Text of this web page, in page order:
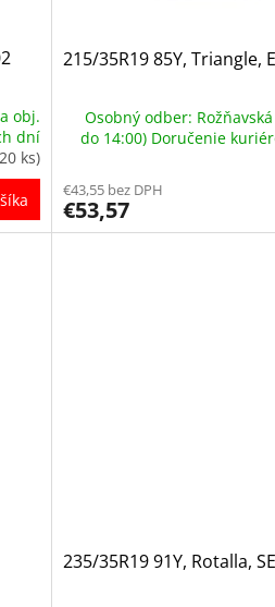
obj.
dní
ks)
215/35R19 85Y, Triangle,
Osobný odber:
do 14:00) Doručenie
€43,55 bez DPH
€53,57
235/35R19 91Y, Rotalla,